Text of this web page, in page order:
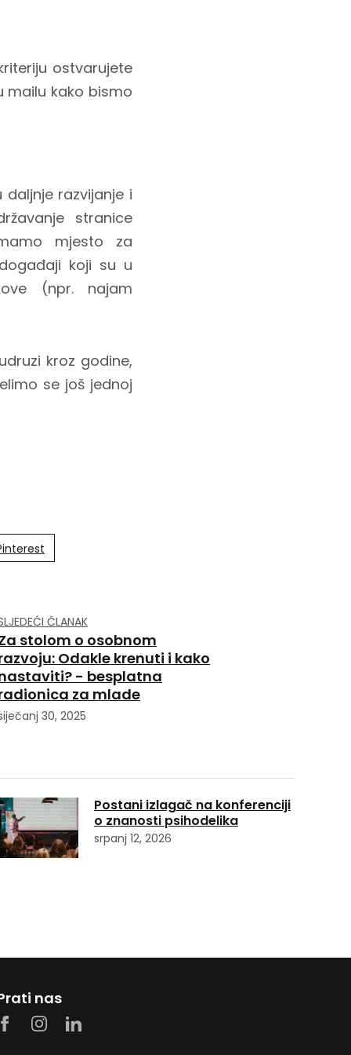
ostvarujete
mailu kako bismo
razvijanje i
stranice
mjesto za
koji su u
(npr. najam
kroz godine,
se još jednoj
ČLANAK
stolom o osobnom
Odakle krenuti i kako
- besplatna
za mlade
30, 2025
Postani izlagač na konferenciji
o znanosti psihodelika
srpanj 12, 2026
nas